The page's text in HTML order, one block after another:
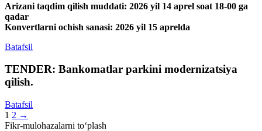
Arizani taqdim qilish muddati: 2026 yil 14 aprel soat 18-00 ga
qadar
Konvertlarni ochish sanasi: 2026 yil 15 aprelda
Batafsil
TENDER: Bankomatlar parkini modernizatsiya
qilish.
Batafsil
1 2 →
Fikr-mulohazalarni to‘plash